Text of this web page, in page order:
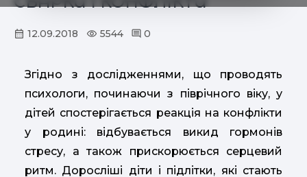
12.09.2018 5544 0
Згідно з дослідженнями, що проводять
психологи, починаючи з піврічного віку, у
дітей спостерігається реакція на конфлікти
у родині: відбувається викид гормонів
стресу, а також прискорюється серцевий
ритм. Доросліші діти і підлітки, які стають